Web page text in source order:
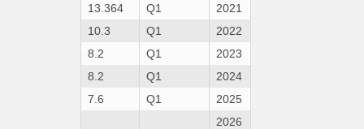
13.364
Q1
2021
10.3
Q1
2022
8.2
Q1
2023
8.2
Q1
2024
7.6
Q1
2025
2026